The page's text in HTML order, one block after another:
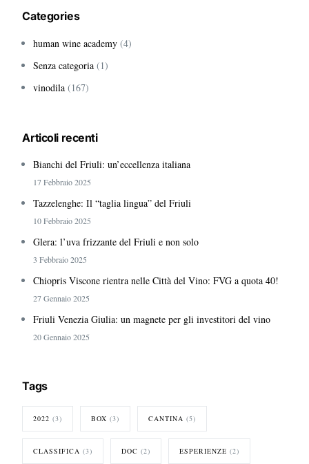
Categories
human wine academy (4)
Senza categoria (1)
vinodila (167)
Articoli recenti
Bianchi del Friuli: un’eccellenza italiana
17 Febbraio 2025
Tazzelenghe: Il “taglia lingua” del Friuli
10 Febbraio 2025
Glera: l’uva frizzante del Friuli e non solo
3 Febbraio 2025
Chiopris Viscone rientra nelle Città del Vino: FVG a quota 40!
27 Gennaio 2025
Friuli Venezia Giulia: un magnete per gli investitori del vino
20 Gennaio 2025
Tags
2022 (3) BOX (3) CANTINA (5)
CLASSIFICA (3) DOC (2) ESPERIENZE (2)